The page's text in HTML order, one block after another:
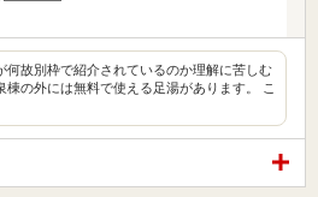
何故別枠で紹介されているのか理解に苦しむ
棟の外には無料で使える足湯があります。 こ